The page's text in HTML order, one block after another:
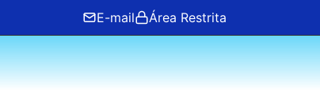
content
E-mail Área Restrita